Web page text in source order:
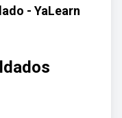
- YaLearn